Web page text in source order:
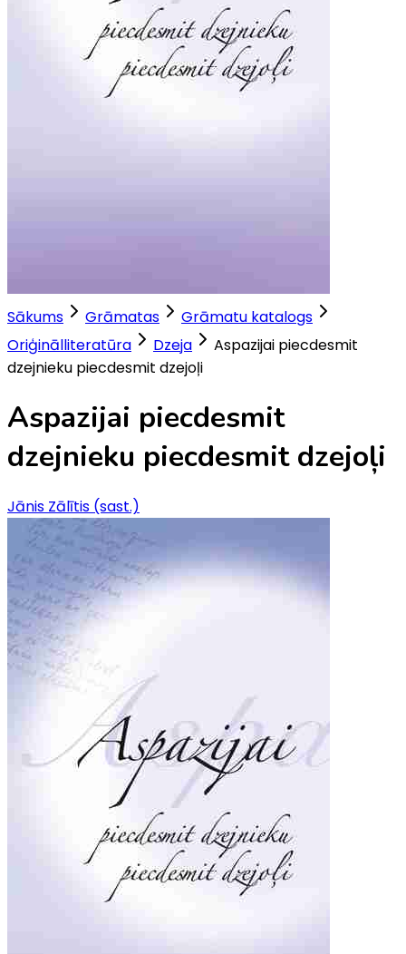
Sākums Grāmatas
Grāmatu katalogs
Oriģinālliteratūra
Dzeja
Aspazijai piecdesmit
dzejnieku piecdesmit dzejoļi
Aspazijai piecdesmit
dzejnieku piecdesmit dzejoļi
Jānis Zālītis (sast.)